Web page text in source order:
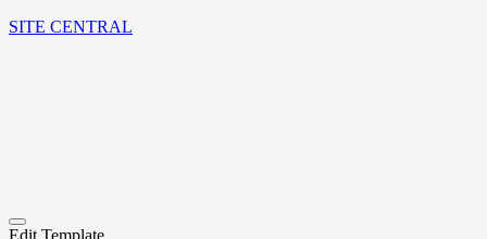
SITE CENTRAL
Edit Template